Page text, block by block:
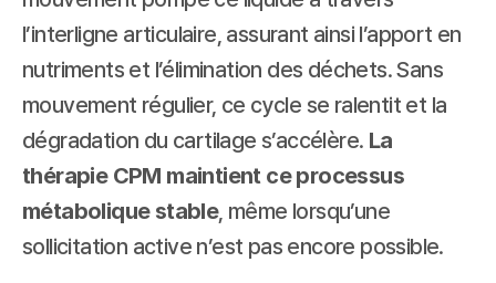
l’interligne articulaire, assurant ainsi l’apport en
nutriments et l’élimination des déchets. Sans
mouvement régulier, ce cycle se ralentit et la
dégradation du cartilage s’accélère. La
thérapie CPM maintient ce processus
métabolique stable, même lorsqu’une
sollicitation active n’est pas encore possible.